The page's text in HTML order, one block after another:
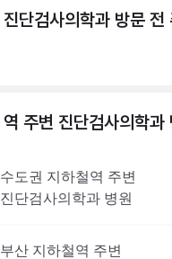
진단검사의학과 방문 전
역 주변 진단검사의학과
수도권 지하철역 주변
진단검사의학과 병원
부산 지하철역 주변